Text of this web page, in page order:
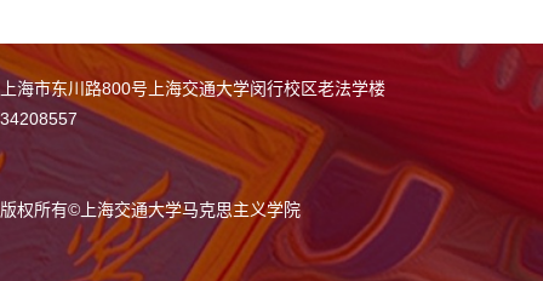
上海市东川路800号上海交通大学闵行校区老法学楼
34208557
版权所有© 上海交通大学马克思主义学院